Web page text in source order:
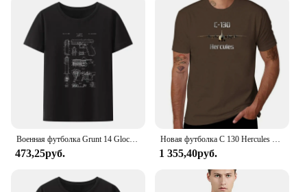
473,25руб. 1 355,40руб.